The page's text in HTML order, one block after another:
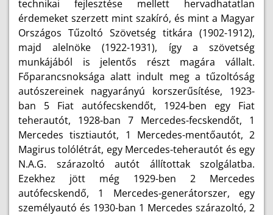
technikai fejlesztése mellett hervadhatatlan
érdemeket szerzett mint szakíró, és mint a Magyar
Országos Tűzoltó Szövetség titkára (1902-1912),
majd alelnöke (1922-1931), így a szövetség
munkájából is jelentős részt magára vállalt.
Főparancsnoksága alatt indult meg a tűzoltóság
autószereinek nagyarányú korszerűsítése, 1923-
ban 5 Fiat autófecskendőt, 1924-ben egy Fiat
teherautót, 1928-ban 7 Mercedes-fecskendőt, 1
Mercedes tisztiautót, 1 Mercedes-mentőautót, 2
Magirus tolólétrát, egy Mercedes-teherautót és egy
N.A.G. szárazoltó autót állítottak szolgálatba.
Ezekhez jött még 1929-ben 2 Mercedes
autófecskendő, 1 Mercedes-generátorszer, egy
személyautó és 1930-ban 1 Mercedes szárazoltó, 2